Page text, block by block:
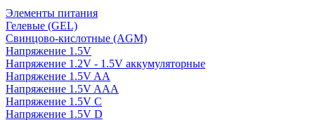
Элементы питания
Гелевые (GEL)
Свинцово-кислотные (AGM)
Напряжение 1.5V
Напряжение 1.2V - 1.5V аккумуляторные
Напряжение 1.5V AA
Напряжение 1.5V AAA
Напряжение 1.5V C
Напряжение 1.5V D